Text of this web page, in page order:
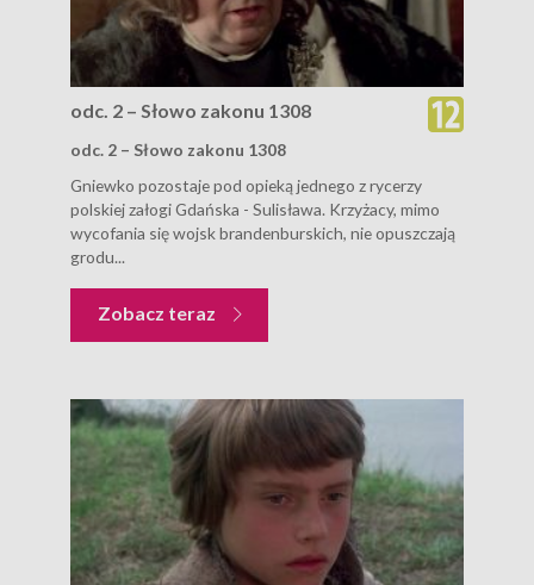
odc. 2 – Słowo zakonu 1308
odc. 2 – Słowo zakonu 1308
Gniewko pozostaje pod opieką jednego z rycerzy
polskiej załogi Gdańska - Sulisława. Krzyżacy, mimo
wycofania się wojsk brandenburskich, nie opuszczają
grodu...
Zobacz teraz